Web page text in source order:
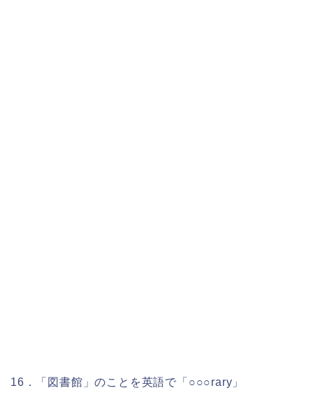
16．「図書館」のことを英語で「○○○rary」